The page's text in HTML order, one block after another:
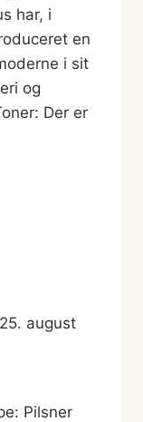
har, i
en
i sit
og
Der er
25. august
Pilsner